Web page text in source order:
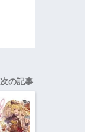
次の記事